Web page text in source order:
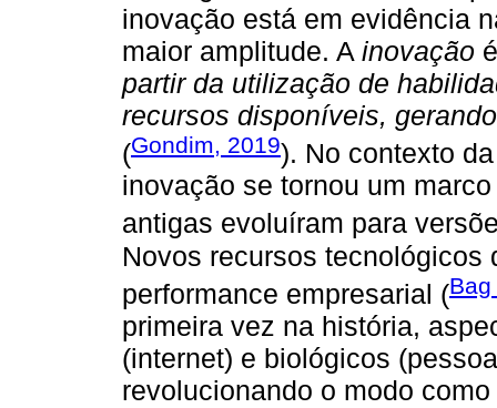
inovação está em evidência
maior amplitude. A inovação
partir da utilização de
recursos disponíveis,
(Gondim, 2019). No contexto
inovação se tornou um
antigas evoluíram para
Novos recursos
performance empresarial (
primeira vez na história,
(internet) e biológicos
revolucionando o modo